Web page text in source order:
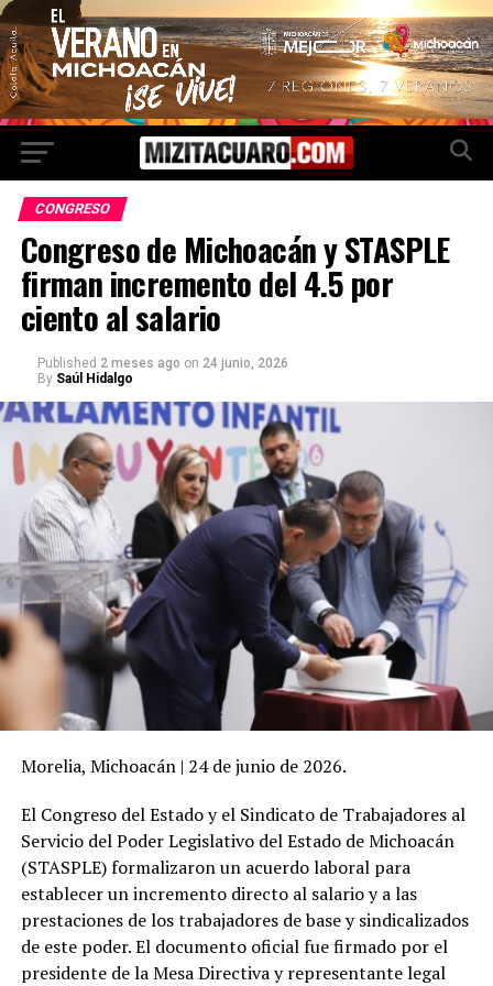
CONGRESO
Congreso de Michoacán y STASPLE
firman incremento del 4.5 por
ciento al salario
Published 2 meses ago on 24 junio, 2026
By Saúl Hidalgo
Morelia, Michoacán | 24 de junio de 2026.
El Congreso del Estado y el Sindicato de Trabajadores al
Servicio del Poder Legislativo del Estado de Michoacán
(STASPLE) formalizaron un acuerdo laboral para
establecer un incremento directo al salario y a las
prestaciones de los trabajadores de base y sindicalizados
de este poder. El documento oficial fue firmado por el
presidente de la Mesa Directiva y representante legal